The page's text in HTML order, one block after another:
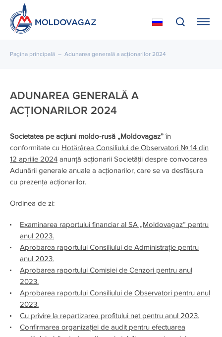
Pagina principală – Adunarea generală a acționarilor 2024
ADUNAREA GENERALĂ A
ACȚIONARILOR 2024
Societatea pe acțiuni moldo-rusă „Moldovagaz” în
conformitate cu Hotărârea Consiliului de Observatori № 14 din
12 aprilie 2024 anunță acționarii Societății despre convocarea
Adunării generale anuale a acționarilor, care se va desfășura
cu prezența acționarilor.
Ordinea de zi:
Examinarea raportului financiar al SA „Moldovagaz” pentru
anul 2023.
Aprobarea raportului Consiliului de Administrație pentru
anul 2023.
Aprobarea raportului Comisiei de Cenzori pentru anul
2023.
Aprobarea raportului Consiliului de Observatori pentru anul
2023.
Cu privire la repartizarea profitului net pentru anul 2023.
Confirmarea organizației de audit pentru efectuarea